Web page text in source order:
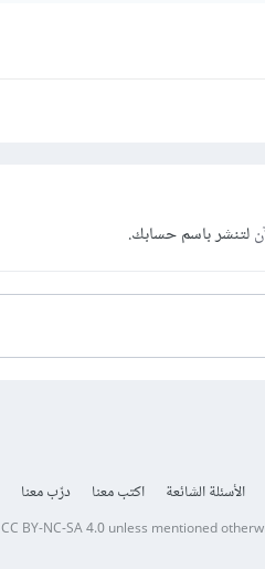
لتنشر باسم حسابك.
الأسئلة الشائعة اكتب معنا درّب معنا
CC BY-NC-SA 4.0unless mentioned